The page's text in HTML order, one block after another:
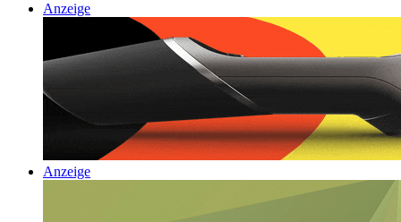
Anzeige
Anzeige